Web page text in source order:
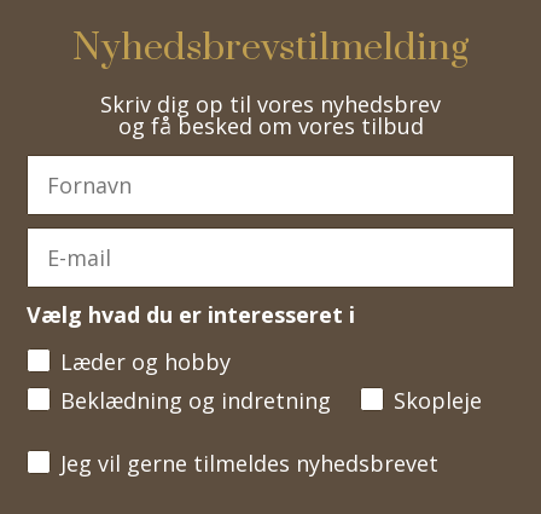
Nyhedsbrevstilmelding
Skriv dig op til vores nyhedsbrev
og få besked om vores tilbud
Vælg hvad du er interesseret i
Læder og hobby
Beklædning og indretning
Skopleje
Jeg vil gerne tilmeldes nyhedsbrevet
Jeg vil gerne tilmeldes nyhedsbrevet